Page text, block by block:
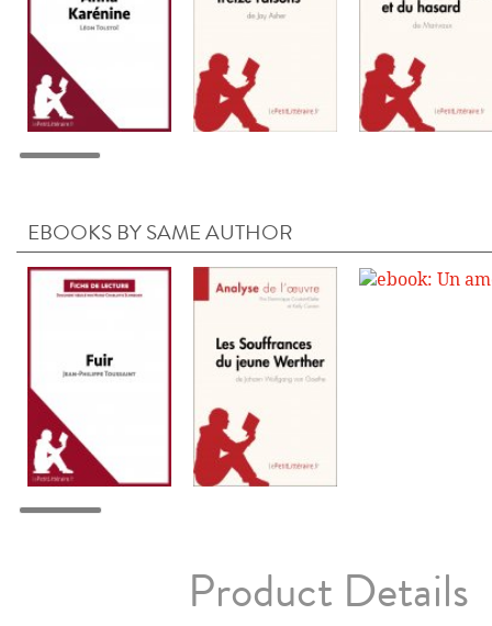
EBOOKS BY SAME AUTHOR
Product Details